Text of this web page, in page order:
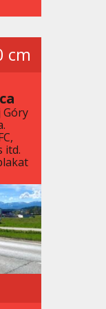
cm
Góry
itd.